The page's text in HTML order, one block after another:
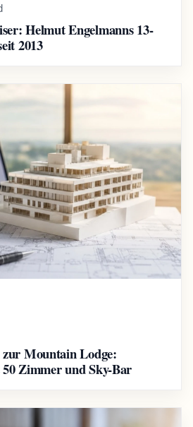
Helmut Engelmanns 13-
2013
Mountain Lodge:
Zimmer und Sky-Bar